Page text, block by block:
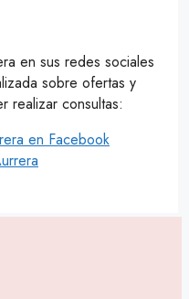
en sus redes sociales
sobre ofertas y
realizar consultas:
en Facebook